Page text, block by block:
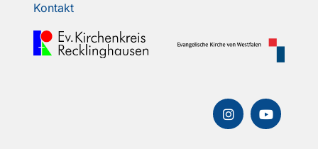
Kontakt